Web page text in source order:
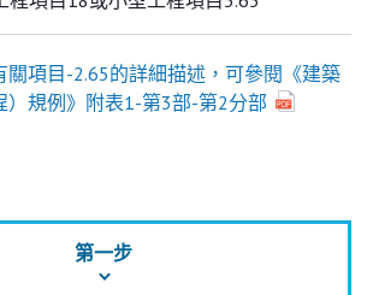
關項目-2.65的詳細描述，可參閱《建築
）規例》附表1-第3部-第2分部
第一步